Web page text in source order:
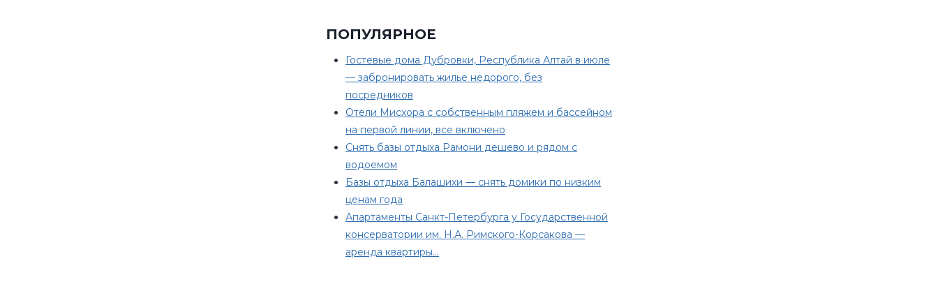
ПОПУЛЯРНОЕ
Гостевые дома Дубровки, Республика Алтай в июле
— забронировать жилье недорого, без
посредников
Отели Мисхора с собственным пляжем и бассейном
на первой линии, все включено
Снять базы отдыха Рамони дешево и рядом с
водоемом
Базы отдыха Балашихи — снять домики по низким
ценам года
Апартаменты Санкт-Петербурга у Государственной
консерватории им. Н.А. Римского-Корсакова —
аренда квартиры…